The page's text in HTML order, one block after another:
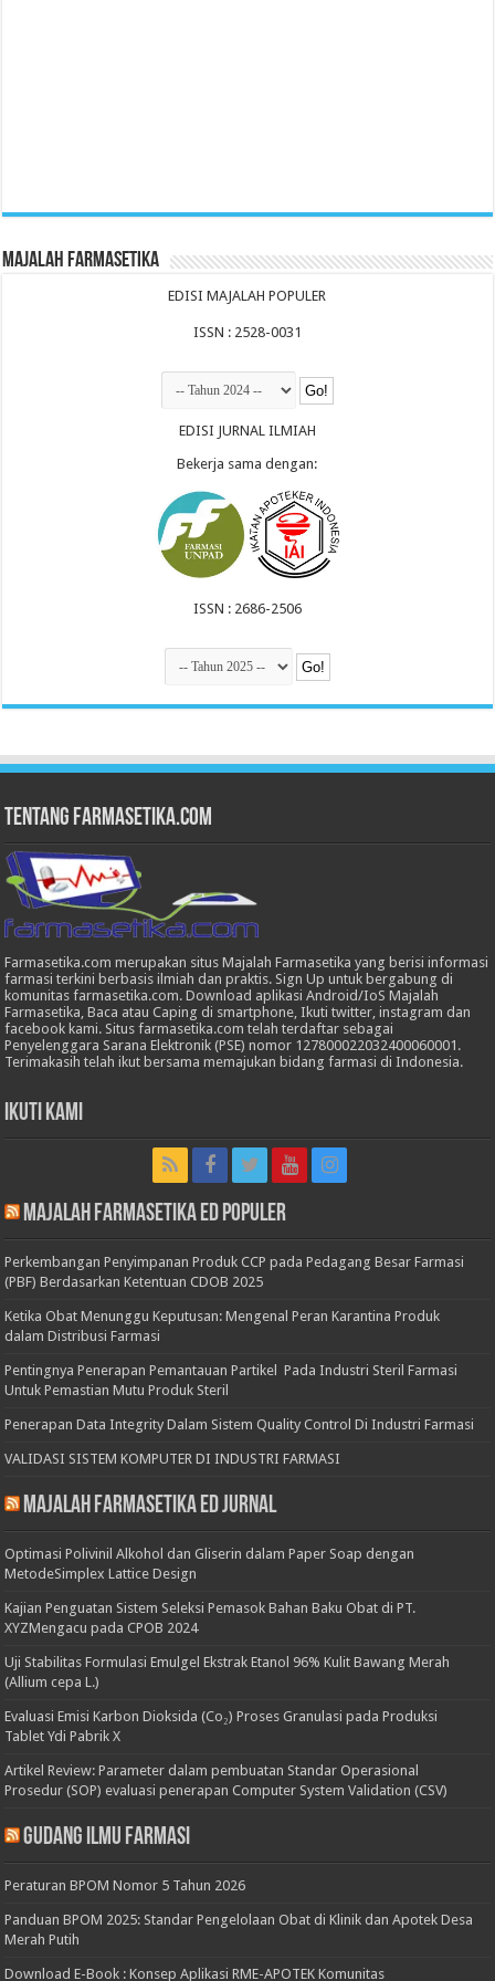
Majalah Farmasetika
EDISI MAJALAH POPULER
ISSN : 2528-0031
EDISI JURNAL ILMIAH
Bekerja sama dengan:
ISSN : 2686-2506
Tentang Farmasetika.com
Farmasetika.com merupakan situs Majalah Farmasetika yang berisi informasi
farmasi terkini berbasis ilmiah dan praktis. Sign Up untuk bergabung di
komunitas farmasetika.com. Download aplikasi Android/IoS Majalah
Farmasetika, Baca atau Caping di smartphone, Ikuti twitter, instagram dan
facebook kami. Situs farmasetika.com telah terdaftar sebagai
Penyelenggara Sarana Elektronik (PSE) nomor 127800022032400060001.
Terimakasih telah ikut bersama memajukan bidang farmasi di Indonesia.
Ikuti Kami
Majalah Farmasetika Ed Populer
Perkembangan Penyimpanan Produk CCP pada Pedagang Besar Farmasi
(PBF) Berdasarkan Ketentuan CDOB 2025
Ketika Obat Menunggu Keputusan: Mengenal Peran Karantina Produk
dalam Distribusi Farmasi
Pentingnya Penerapan Pemantauan Partikel Pada Industri Steril Farmasi
Untuk Pemastian Mutu Produk Steril
Penerapan Data Integrity Dalam Sistem Quality Control Di Industri Farmasi
VALIDASI SISTEM KOMPUTER DI INDUSTRI FARMASI
Majalah Farmasetika Ed Jurnal
Optimasi Polivinil Alkohol dan Gliserin dalam Paper Soap dengan
MetodeSimplex Lattice Design
Kajian Penguatan Sistem Seleksi Pemasok Bahan Baku Obat di PT.
XYZMengacu pada CPOB 2024
Uji Stabilitas Formulasi Emulgel Ekstrak Etanol 96% Kulit Bawang Merah
(Allium cepa L.)
Evaluasi Emisi Karbon Dioksida (Co₂) Proses Granulasi pada Produksi
Tablet Ydi Pabrik X
Artikel Review: Parameter dalam pembuatan Standar Operasional
Prosedur (SOP) evaluasi penerapan Computer System Validation (CSV)
Gudang Ilmu Farmasi
Peraturan BPOM Nomor 5 Tahun 2026
Panduan BPOM 2025: Standar Pengelolaan Obat di Klinik dan Apotek Desa
Merah Putih
Download E-Book : Konsep Aplikasi RME-APOTEK Komunitas